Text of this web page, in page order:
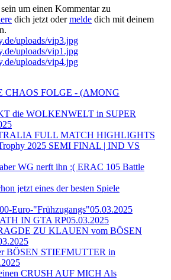
um einen Kommentar zu
dich jetzt odermelde dich mit deinem
CHAOS FOLGE - (AMONG
die WOLKENWELT in SUPER
FULL MATCH HIGHLIGHTS
2025 SEMI FINAL | IND VS
WG nerft ihn :( ERAC 105 Battle
jetzt eines der besten Spiele
Euro-"Frühzugangs"05.03.2025
IN GTA RP05.03.2025
ZU KLAUEN vom BÖSEN
BÖSEN STIEFMUTTER in
CRUSH AUF MICH Als